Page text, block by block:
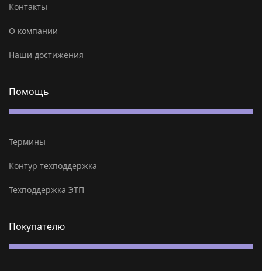
Контакты
О компании
Наши достижения
Помощь
Термины
Контур техподдержка
Техподдержка ЭТП
Покупателю